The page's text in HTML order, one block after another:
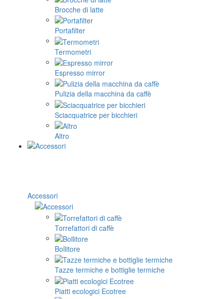
Brocche di latte
Portafilter
Termometri
Espresso mirror
Pulizia della macchina da caffè
Sciacquatrice per bicchieri
Altro
Accessori
Torrefattori di caffè
Bollitore
Tazze termiche e bottiglie termiche
Piatti ecologici Ecotree